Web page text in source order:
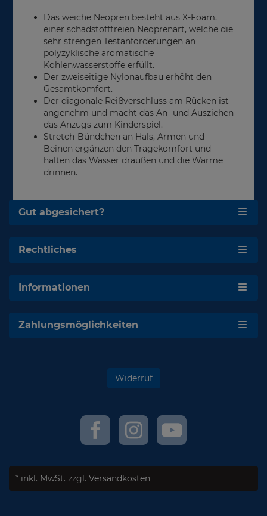
Das weiche Neopren besteht aus X-Foam,
einer schadstofffreien Neoprenart, welche die
sehr strengen Testanforderungen an
polyzyklische aromatische
Kohlenwasserstoffe erfüllt.
Der zweiseitige Nylonaufbau erhöht den
Gesamtkomfort.
Der diagonale Reißverschluss am Rücken ist
angenehm und macht das An- und Ausziehen
das Anzugs zum Kinderspiel.
Stretch-Bündchen an Hals, Armen und
Beinen ergänzen den Tragekomfort und
halten das Wasser draußen und die Wärme
drinnen.
Gut abgesichert?
Rechtliches
Informationen
Zahlungsmöglichkeiten
Widerruf
* inkl. MwSt. zzgl. Versandkosten